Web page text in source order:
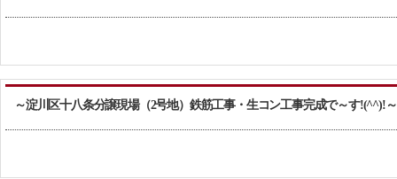
～淀川区十八条分譲現場（2号地）鉄筋工事・生コン工事完成で～す!(^^)!